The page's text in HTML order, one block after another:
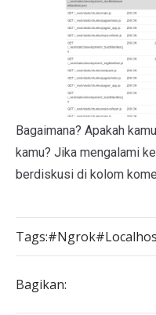
Bagaimana? Apakah
kamu? Jika mengalami
berdiskusi di kolom
Tags:#Ngrok
Bagikan: